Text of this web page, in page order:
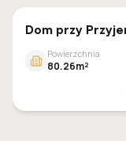
GALERIA DOMÓW
Dom przy
Powierzchnia
80.26m²